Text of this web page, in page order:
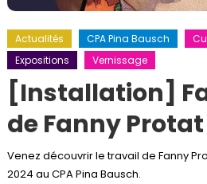
Actualités CPA Pina Bausch
Expositions
Vernissage
[Installation]
de Fanny Protat
Venez découvrir le travail de Fanny
2024 au CPA Pina Bausch.